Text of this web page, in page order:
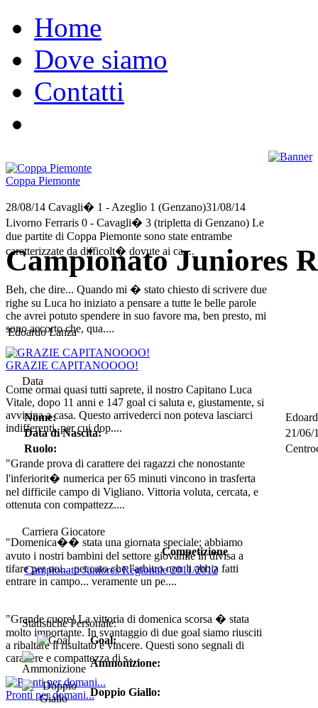
Home
Dove siamo
Contatti
Coppa Piemonte
28/08/14 Cavagli� 1 - Azeglio 1 (Genzano)31/08/14
Livorno Ferraris 0 - Cavagli� 3 (tripletta di Genzano) Le
due partite di Coppa Piemonte sono state entrambe
caretterizzate da difficolt� dovute ai ca....
Beh, che dire... Quando mi � stato chiesto di scrivere due
righe su Luca ho iniziato a pensare a tutte le belle parole
che avrei potuto spendere in suo favore ma, ben presto, mi
sono accorto che, qua....
GRAZIE CAPITANOOOO!
Come ormai quasi tutti saprete, il nostro Capitano Luca
Vitale, dopo 11 anni e 147 goal ci saluta e, giustamente, si
avvicina a casa. Questo arrivederci non poteva lasciarci
indifferenti, per cui dop....
"Grande prova di carattere dei ragazzi che nonostante
l'inferiorit� numerica per 65 minuti vincono in trasferta
nel difficile campo di Vigliano. Vittoria voluta, cercata, e
ottenuta con compattezz....
"Domenica�� stata una giornata speciale; abbiamo
avuto i nostri bambini del settore giovanile in divisa a
tifare per noi... peccato che l'arbitro non li abbia fatti
entrare in campo... veramente un pe....
"Grande cuore! La vittoria di domenica scorsa � stata
molto importante. In svantaggio di due goal siamo riusciti
a ribaltare il risultato e vincere. Questi sono segnali di
carattere e compattezza di s....
Pronti per domani...
Campionato Juniores
Edoardo Lanza
Data
Nome:
Data di Nascita:
21/06/
Ruolo:
Carriera Giocatore
Competizione
Campionato Juniores Regionale 2011/2012
Statistiche Personale:
Goal:
Ammonizione:
Doppio Giallo: